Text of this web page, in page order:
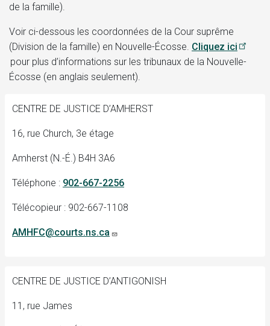
de la famille).
Voir ci-dessous les coordonnées de la Cour suprême
(Division de la famille) en Nouvelle-Écosse. Cliquez ici
pour plus d’informations sur les tribunaux de la Nouvelle-
Écosse (en anglais seulement).
CENTRE DE JUSTICE D’AMHERST
16, rue Church, 3e étage
Amherst (N.-É.) B4H 3A6
Téléphone : 902-667-2256
Télécopieur : 902-667-1108
AMHFC@courts.ns.ca
CENTRE DE JUSTICE D’ANTIGONISH
11, rue James